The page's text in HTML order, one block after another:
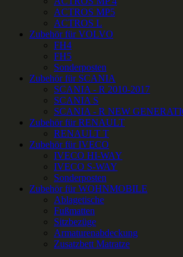
ACTROS MP5
ACTROS L
Zubehör für VOLVO
FH4
FH5
Sonderposten
Zubehör für SCANIA
SCANIA - R 2010-2017
SCANIA S
SCANIA - R NEW
Zubehör für RENAULT
RENAULT T
Zubehör für IVECO
IVECO HI-WAY
IVECO S-WAY
Sonderposten
Zubehör für WOHNMOBILE
Ablagetische
Fußmatten
Sitzbezüge
Armaturenabdeckung
Zusatzbett Matratze